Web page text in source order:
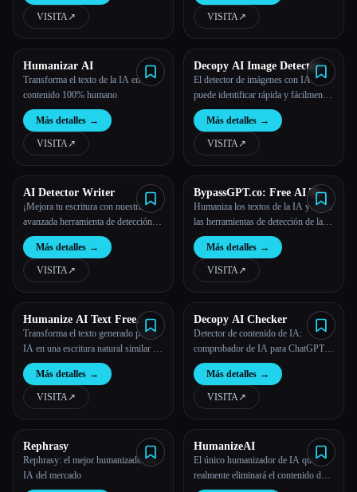
VISITA↗︎ VISITA↗︎
Humanizar AI
Transforma el texto de la IA en
contenido 100% humano
Más detalles →
VISITA↗︎
Decopy AI Image Detector
El detector de imágenes con IA
puede identificar rápida y fácilmente
si una imagen ha sido generada por
la IA o no.
Más detalles →
VISITA↗︎
AI Detector Writer
¡Mejora tu escritura con nuestra
avanzada herramienta de detección de
IA!
Más detalles →
VISITA↗︎
BypassGPT.co: Free AI Text
Humanizer
Humaniza los textos de la IA y elude
las herramientas de detección de la
IA con facilidad
Más detalles →
VISITA↗︎
Humanize AI Text Free
Online
Transforma el texto generado por la
IA en una escritura natural similar a
la humana con el GPT-4o.
Más detalles →
VISITA↗︎
Decopy AI Checker
Detector de contenido de IA:
comprobador de IA para ChatGPT,
Claude & Gemini
Más detalles →
VISITA↗︎
Rephrasy
Rephrasy: el mejor humanizador de
IA del mercado
HumanizeAI
El único humanizador de IA que
realmente eliminará el contenido de la